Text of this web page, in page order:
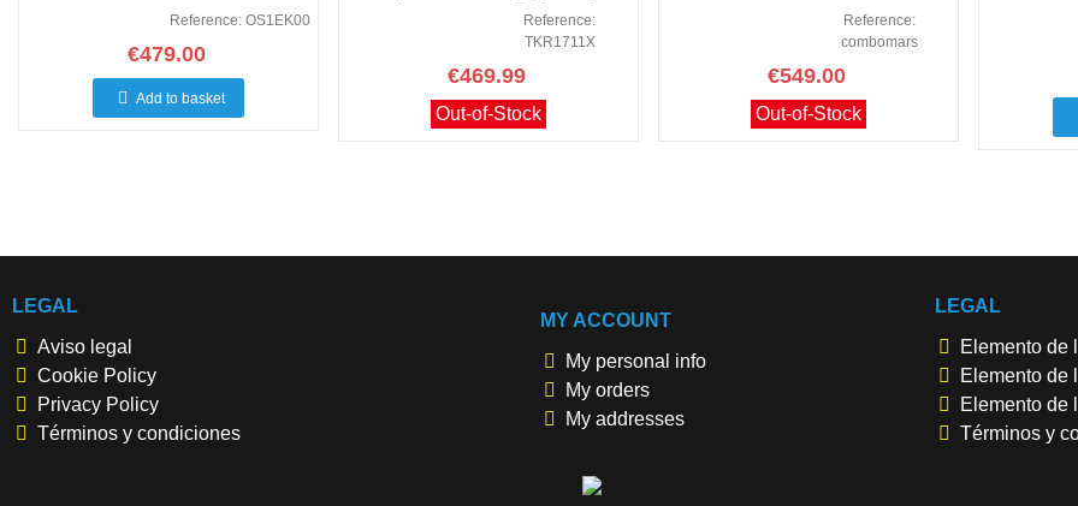
Reference: OS1EK00
€479.00
Add to basket
(Not BrokeReference:
TKR1711X
€469.99
Out-of-Stock
5L free fuelReference:
combomars
€549.00
Out-of-Stock
LEGAL
Aviso legal
Cookie Policy
Privacy Policy
Términos y condiciones
MY ACCOUNT
My personal info
My orders
My addresses
LEGAL
Elemento de
Elemento de
Elemento de
Términos y